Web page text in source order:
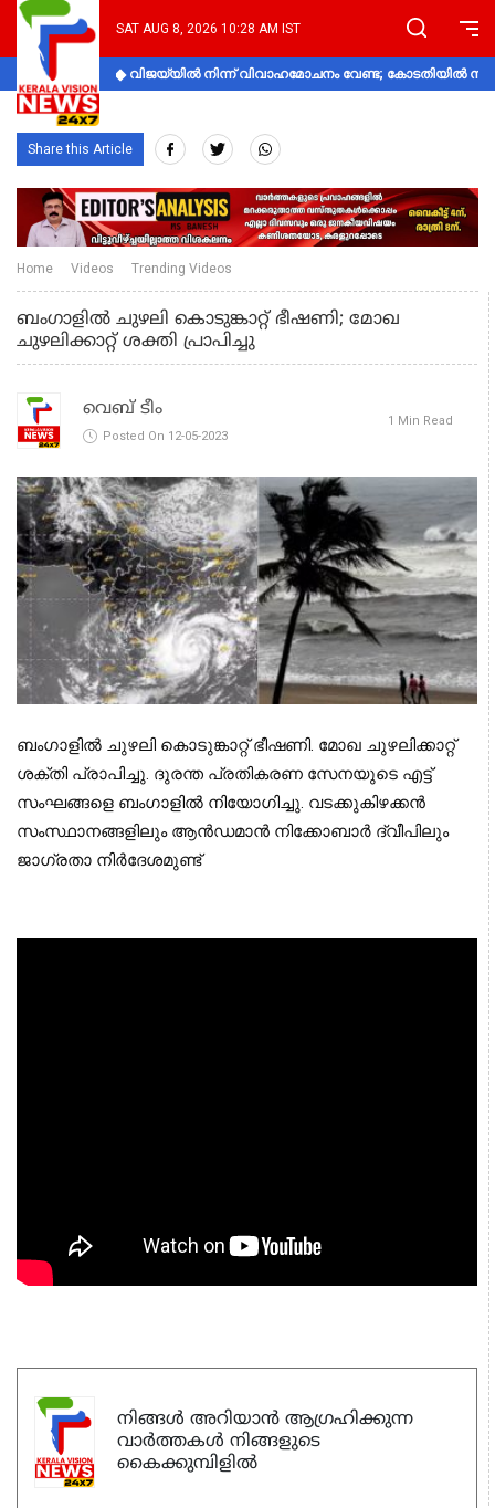
SAT AUG 8, 2026 10:28 AM IST
വിജയ്‌യിൽ നിന്ന് വിവാഹമോചനം വേണ്ട; കോടതിയിൽ
Share this Article
Home Videos Trending Videos
ബംഗാളില്‍ ചുഴലി കൊടുങ്കാറ്റ് ഭീഷണി; മോഖ
ചുഴലിക്കാറ്റ് ശക്തി പ്രാപിച്ചു
വെബ് ടീം
Posted On 12-05-2023
1 Min Read
ബംഗാളില്‍ ചുഴലി കൊടുങ്കാറ്റ് ഭീഷണി. മോഖ ചുഴലിക്കാറ്റ്
ശക്തി പ്രാപിച്ചു. ദുരന്ത പ്രതികരണ സേനയുടെ എട്ട്
സംഘങ്ങളെ ബംഗാളില്‍ നിയോഗിച്ചു. വടക്കുകിഴക്കന്‍
സംസ്ഥാനങ്ങളിലും ആന്‍ഡമാന്‍ നിക്കോബാര്‍ ദ്വീപിലും
ജാഗ്രതാ നിര്‍ദേശമുണ്ട്
നിങ്ങൾ അറിയാൻ ആഗ്രഹിക്കുന്ന
വാർത്തകൾ നിങ്ങളുടെ
കൈക്കുമ്പിളിൽ